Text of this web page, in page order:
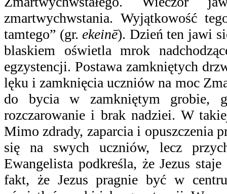
zmartwychwstania. Wyjątkowość
tamtego” (gr.ekeinē). Dzień ten jawi
blaskiem oświetla mrok
egzystencji. Postawa zamkniętych
lęku i zamknięcia uczniów na moc
do bycia w zamkniętym grobie,
rozczarowanie i brak nadziei. W
Mimo zdrady, zaparcia i opuszczenia
się na swych uczniów, lecz
Ewangelista podkreśla, że Jezus
fakt, że Jezus pragnie być w